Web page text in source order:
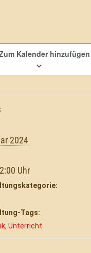
Kalender hinzufügen
2024
Tags:
, Unterricht